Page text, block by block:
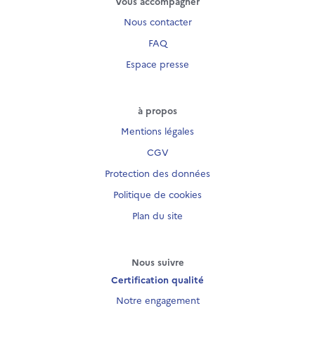
Nous contacter
FAQ
Espace presse
à propos
Mentions légales
CGV
Protection des données
Politique de cookies
Plan du site
Nous suivre
Certification qualité
Notre engagement